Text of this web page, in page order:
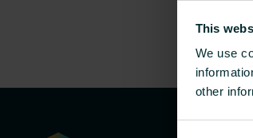
This
We use
other